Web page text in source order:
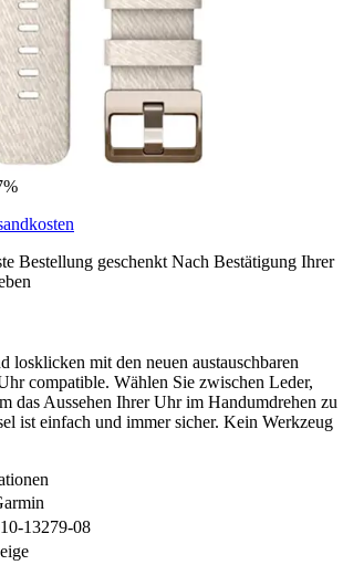
Bestellung geschenkt Nach Bestätigung Ihrer
losklicken mit den neuen austauschbaren
compatible. Wählen Sie zwischen Leder,
das Aussehen Ihrer Uhr im Handumdrehen zu
ist einfach und immer sicher. Kein Werkzeug
13279-08